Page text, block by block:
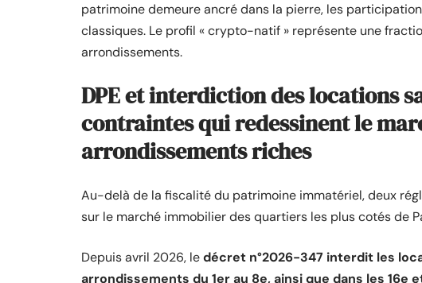
patrimoine demeure ancré dans la pierre, les
classiques. Le profil « crypto-natif » représente une
arrondissements.
DPE et interdiction des locations
contraintes qui redessinent le
arrondissements riches
Au-delà de la fiscalité du patrimoine immatériel, deux
sur le marché immobilier des quartiers les plus cotés de
Depuis avril 2026, ledécret n°2026-347 interdit les
arrondissements du 1er au 8e, ainsi que dans les 16e